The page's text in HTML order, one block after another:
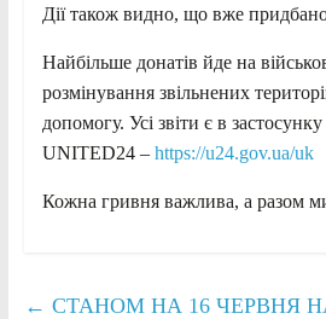
Дії також видно, що вже придбано
Найбільше донатів йде на
розмінування звільнених
допомогу. Усі звіти є в застосунку
UNITED24 – https://u24.gov.ua/uk
Кожна гривня важлива, а разом
← СТАНОМ НА 16 ЧЕРВНЯ